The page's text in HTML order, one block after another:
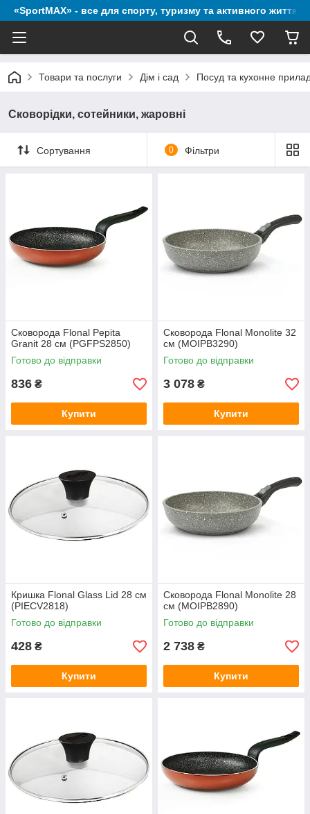
«SportMAX» - все для спорту, туризму та активного життя
Товари та послуги Дім і сад Посуд та кухонне
Сковорідки, сотейники, жаровні
Сортування 0 Фільтри
Сковорода Flonal Pepita
Granit 28 см (PGFPS2850)
Готово до відправки
836 ₴
Купити
Сковорода Flonal Monolite 32
см (MOIPB3290)
Готово до відправки
3 078 ₴
Купити
Кришка Flonal Glass Lid 28 см
(PIECV2818)
Готово до відправки
428 ₴
Купити
Сковорода Flonal Monolite 28
см (MOIPB2890)
Готово до відправки
2 738 ₴
Купити